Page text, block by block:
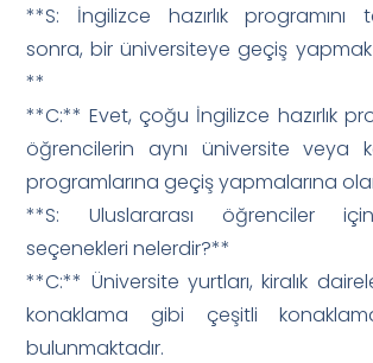
**S: İngilizce hazırlık programını
sonra, bir üniversiteye geçiş
**
**C:** Evet, çoğu İngilizce hazırlık
öğrencilerin aynı üniversite veya
programlarına geçiş yapmalarına
**S: Uluslararası öğrenciler
seçenekleri nelerdir?**
**C:** Üniversite yurtları, kiralık
konaklama gibi çeşitli
bulunmaktadır.